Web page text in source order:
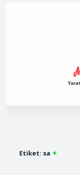
Etiket: sa